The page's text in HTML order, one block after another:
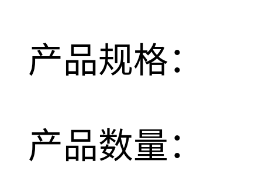
产品规格：
产品数量：